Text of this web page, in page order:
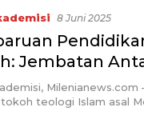
8 Juni 2025
Jembatan
dan Modernitas
Milenianews.com
teologi Islam asal